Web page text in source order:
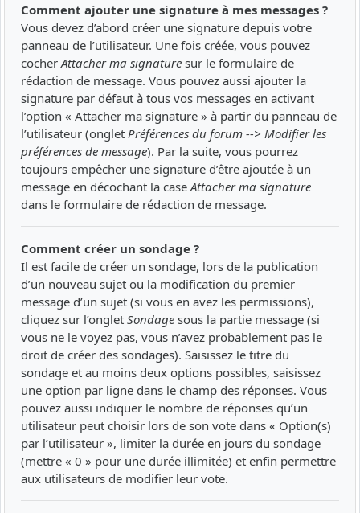
Comment ajouter une signature à mes messages ?
Vous devez d’abord créer une signature depuis votre
panneau de l’utilisateur. Une fois créée, vous pouvez
cocher Attacher ma signature sur le formulaire de
rédaction de message. Vous pouvez aussi ajouter la
signature par défaut à tous vos messages en activant
l’option « Attacher ma signature » à partir du panneau de
l’utilisateur (onglet Préférences du forum --> Modifier les
préférences de message). Par la suite, vous pourrez
toujours empêcher une signature d’être ajoutée à un
message en décochant la case Attacher ma signature
dans le formulaire de rédaction de message.
Comment créer un sondage ?
Il est facile de créer un sondage, lors de la publication
d’un nouveau sujet ou la modification du premier
message d’un sujet (si vous en avez les permissions),
cliquez sur l’onglet Sondage sous la partie message (si
vous ne le voyez pas, vous n’avez probablement pas le
droit de créer des sondages). Saisissez le titre du
sondage et au moins deux options possibles, saisissez
une option par ligne dans le champ des réponses. Vous
pouvez aussi indiquer le nombre de réponses qu’un
utilisateur peut choisir lors de son vote dans « Option(s)
par l’utilisateur », limiter la durée en jours du sondage
(mettre « 0 » pour une durée illimitée) et enfin permettre
aux utilisateurs de modifier leur vote.